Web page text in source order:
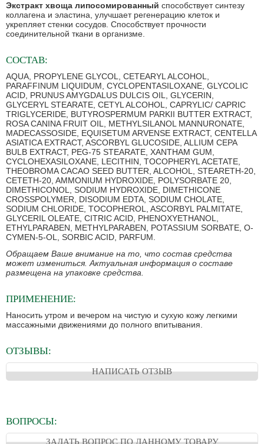
Экстракт хвоща липосомированный способствует синтезу
коллагена и эластина, улучшает регенерацию клеток и
укрепляет стенки сосудов. Способствует прочности
соединительной ткани в организме.
СОСТАВ:
AQUA, PROPYLENE GLYCOL, CETEARYL ALCOHOL,
PARAFFINUM LIQUIDUM, CYCLOPENTASILOXANE, GLYCOLIC
ACID, PRUNUS AMYGDALUS DULCIS OIL, GLYCERIN,
GLYCERYL STEARATE, CETYL ALCOHOL, CAPRYLIC/ CAPRIC
TRIGLYCERIDE, BUTYROSPERMUM PARKII BUTTER EXTRACT,
ROSA CANINA FRUIT OIL, METHYLSILANOL MANNURONATE,
MADECASSOSIDE, EQUISETUM ARVENSE EXTRACT, CENTELLA
ASIATICA EXTRACT, ASCORBYL GLUCOSIDE, ALLIUM CEPA
BULB EXTRACT, PEG-75 STEARATE, XANTHAM GUM,
CYCLOHEXASILOXANE, LECITHIN, TOCOPHERYL ACETATE,
THEOBROMA CACAO SEED BUTTER, ALCOHOL, STEARETH-20,
CETETH-20, AMMONIUM HYDROXIDE, POLYSORBATE 20,
DIMETHICONOL, SODIUM HYDROXIDE, DIMETHICONE
CROSSPOLYMER, DISODIUM EDTA, SODIUM CHOLATE,
SODIUM CHLORIDE, TOCOPHEROL, ASCORBYL PALMITATE,
GLYCERIL OLEATE, CITRIC ACID, PHENOXYETHANOL,
ETHYLPARABEN, METHYLPARABEN, POTASSIUM SORBATE, O-
CYMEN-5-OL, SORBIC ACID, PARFUM.
Обращаем Ваше внимание на то, что состав средства
может измениться. Актуальная информация о составе
размещена на упаковке средства.
ПРИМЕНЕНИЕ:
Наносить утром и вечером на чистую и сухую кожу легкими
массажными движениями до полного впитывания.
ОТЗЫВЫ:
НАПИСАТЬ ОТЗЫВ
ВОПРОСЫ:
ЗАДАТЬ ВОПРОС ПО ДАННОМУ ТОВАРУ